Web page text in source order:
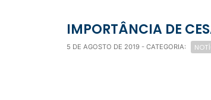
IMPORTÂNCIA DE
5 DE AGOSTO DE 2019 - CATEGORIA: